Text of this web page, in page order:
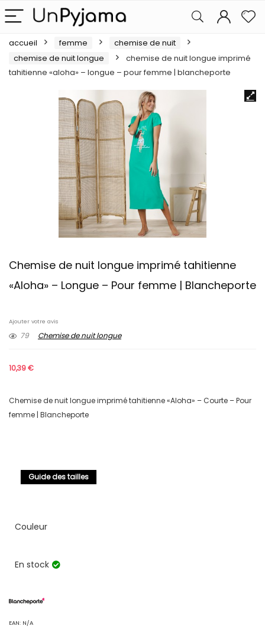
accueil femme
chemise de nuit
chemise de nuit longue
chemise de nuit longue imprimé
tahitienne «aloha» – longue – pour femme | blancheporte
Chemise de nuit longue imprimé tahitienne
«Aloha» – Longue – Pour femme | Blancheporte
Ajouter votre avis
79 Chemise de nuit longue
10,39€
Chemise de nuit longue imprimé tahitienne «Aloha» – Courte – Pour
femme | Blancheporte
Guide des tailles
Couleur
En stock
EAN: N/A